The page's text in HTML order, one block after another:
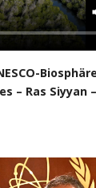
– Ras Siyyan